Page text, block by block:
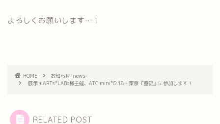
よろしくお願いします…！
HOME
お知らせ-news-
展示＊ARTs*LABo様主催、ATC mini*O.18・東京『童話』に参加します！
RELATED POST